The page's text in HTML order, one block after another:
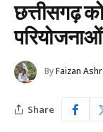
छत्तीसगढ़
ByFaizan
Share